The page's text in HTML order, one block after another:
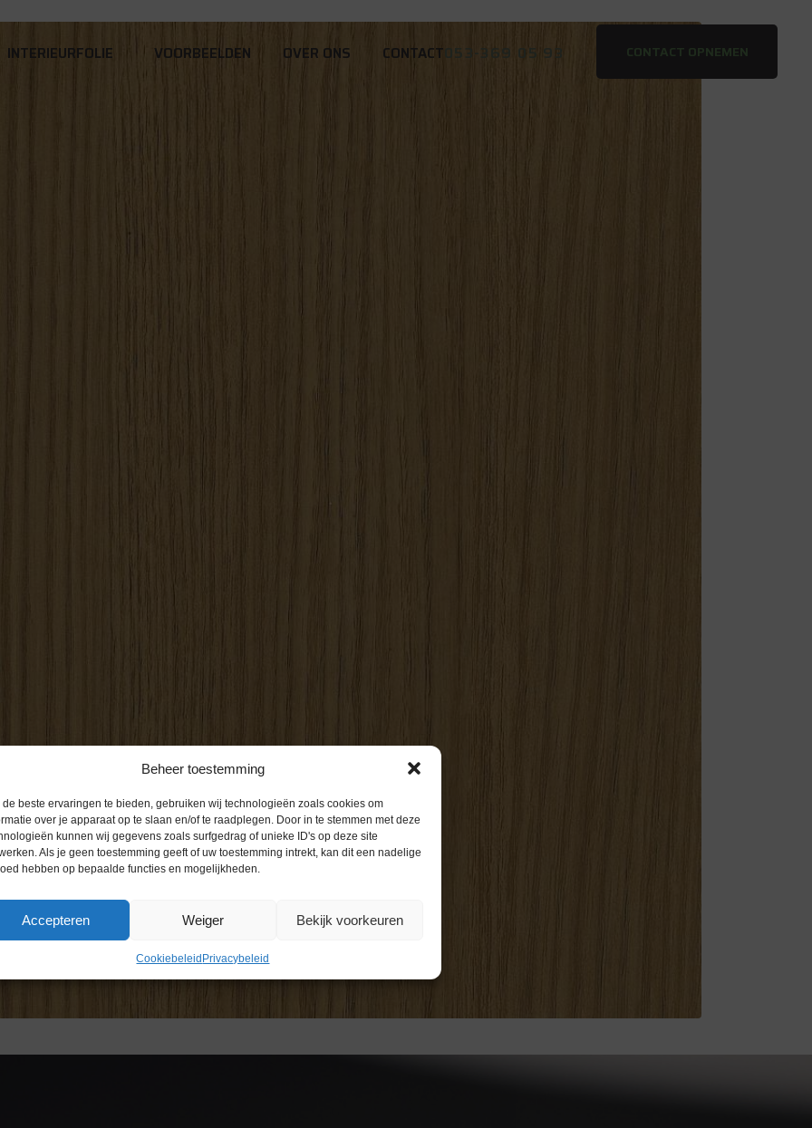
Beheer toestemming
de beste ervaringen te bieden, gebruiken wij technologieën zoals cookies om
over je apparaat op te slaan en/of te raadplegen. Door in te stemmen met deze
kunnen wij gegevens zoals surfgedrag of unieke ID's op deze site
Als je geen toestemming geeft of uw toestemming intrekt, kan dit een nadelige
hebben op bepaalde functies en mogelijkheden.
Accepteren Weiger Bekijk voorkeuren
Cookiebeleid Privacybeleid
INTERIEURFOLIE VOORBEELDEN OVER ONS CONTACT 053-369 05 93 CONTACT OPNEMEN